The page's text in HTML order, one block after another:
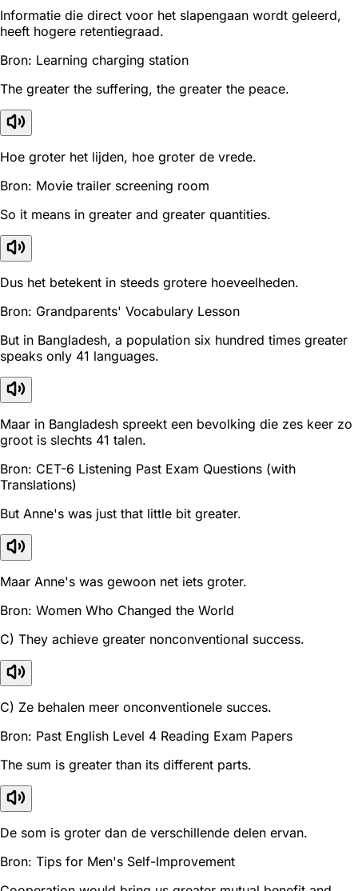
Informatie die direct voor het slapengaan wordt geleerd,
heeft hogere retentiegraad.
Bron: Learning charging station
The greater the suffering, the greater the peace.
Hoe groter het lijden, hoe groter de vrede.
Bron: Movie trailer screening room
So it means in greater and greater quantities.
Dus het betekent in steeds grotere hoeveelheden.
Bron: Grandparents' Vocabulary Lesson
But in Bangladesh, a population six hundred times greater
speaks only 41 languages.
Maar in Bangladesh spreekt een bevolking die zes keer zo
groot is slechts 41 talen.
Bron: CET-6 Listening Past Exam Questions (with
Translations)
But Anne's was just that little bit greater.
Maar Anne's was gewoon net iets groter.
Bron: Women Who Changed the World
C) They achieve greater nonconventional success.
C) Ze behalen meer onconventionele succes.
Bron: Past English Level 4 Reading Exam Papers
The sum is greater than its different parts.
De som is groter dan de verschillende delen ervan.
Bron: Tips for Men's Self-Improvement